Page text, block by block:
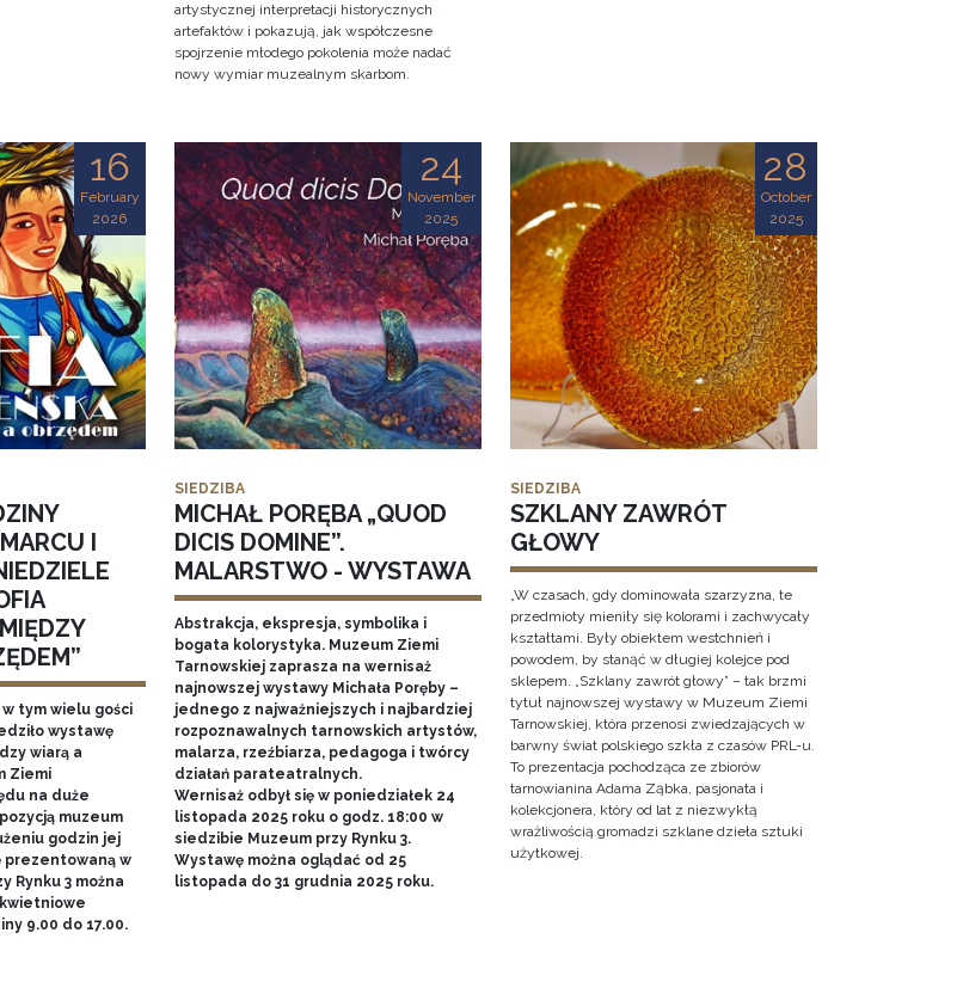
artystycznej interpretacji historycznych
artefaktów i pokazują, jak współczesne
spojrzenie młodego pokolenia może nadać
nowy wymiar muzealnym skarbom.
16
February
2026
I
tym wielu gości
wystawę
wiarą a
Ziemi
na duże
muzeum
godzin jej
prezentowaną w
Rynku 3 można
9.00 do 17.00.
24
November
2025
SIEDZIBA
MICHAŁ PORĘBA „QUOD
DICIS DOMINE”.
MALARSTWO - WYSTAWA
Abstrakcja, ekspresja, symbolika i
bogata kolorystyka. Muzeum Ziemi
Tarnowskiej zaprasza na wernisaż
najnowszej wystawy Michała Poręby –
jednego z najważniejszych i najbardziej
rozpoznawalnych tarnowskich artystów,
malarza, rzeźbiarza, pedagoga i twórcy
działań parateatralnych.
Wernisaż odbył się w poniedziałek 24
listopada 2025 roku o godz. 18:00 w
siedzibie Muzeum przy Rynku 3.
Wystawę można oglądać od 25
listopada do 31 grudnia 2025 roku.
28
October
2025
SIEDZIBA
SZKLANY ZAWRÓT
GŁOWY
„W czasach, gdy dominowała szarzyzna, te
przedmioty mieniły się kolorami i zachwycały
kształtami. Były obiektem westchnień i
powodem, by stanąć w długiej kolejce pod
sklepem. „Szklany zawrót głowy” – tak brzmi
tytuł najnowszej wystawy w Muzeum Ziemi
Tarnowskiej, która przenosi zwiedzających w
barwny świat polskiego szkła z czasów PRL-u.
To prezentacja pochodząca ze zbiorów
tarnowianina Adama Ząbka, pasjonata i
kolekcjonera, który od lat z niezwykłą
wrażliwością gromadzi szklane dzieła sztuki
użytkowej.